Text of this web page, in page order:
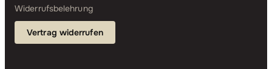
Widerrufsbelehrung
Vertrag widerrufen